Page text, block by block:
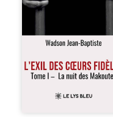
sous la dictature
des Duvalier. La
peur s’étend
jusque dans les
villages les plus
reculés. À Bainet,
Jean-Joël Joli
mène une
avec sa famille.